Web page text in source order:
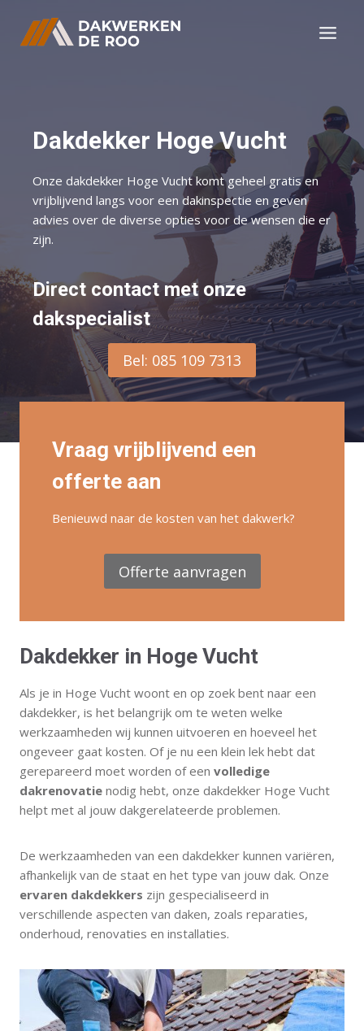
inhoud
Dakdekker Hoge Vucht
Onze dakdekker Hoge Vucht komt geheel gratis en
vrijblijvend langs voor een dakinspectie en geven
advies over de diverse opties voor de wensen die er
zijn.
Direct contact met onze
dakspecialist
Bel: 085 109 7313
Vraag vrijblijvend een
offerte aan
Benieuwd naar de kosten van het dakwerk?
Offerte aanvragen
Dakdekker in Hoge Vucht
Als je in Hoge Vucht woont en op zoek bent naar een
dakdekker, is het belangrijk om te weten welke
werkzaamheden wij kunnen uitvoeren en hoeveel het
ongeveer gaat kosten. Of je nu een klein lek hebt dat
gerepareerd moet worden of een volledige
dakrenovatie nodig hebt, onze dakdekker Hoge Vucht
helpt met al jouw dakgerelateerde problemen.
De werkzaamheden van een dakdekker kunnen variëren,
afhankelijk van de staat en het type van jouw dak. Onze
ervaren dakdekkers zijn gespecialiseerd in
verschillende aspecten van daken, zoals reparaties,
onderhoud, renovaties en installaties.